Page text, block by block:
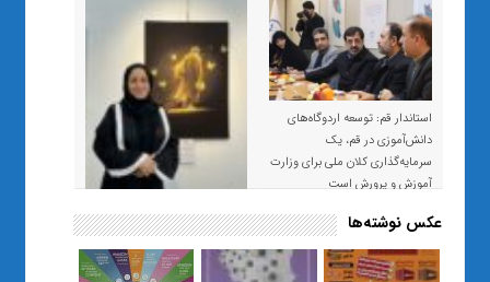
استاندار قم: توسعه اردوگاه‌های
دانش‌آموزی در قم، یک
سرمایه‌گذاری کلان ملی برای وزارت
آموزش و پرورش است
«صبر و اعتماد؛ روایت معلمی که
نسل Z را از بی‌هدفی به خودباوری
رساند / از یک کلاس ساده در قم تا
عکس نوشته‌ها